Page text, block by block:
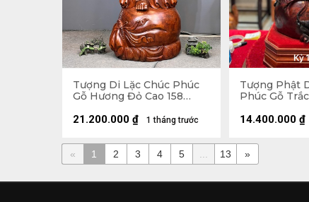
Tượng Di Lặc Chúc Phúc
Gỗ Hương Đỏ Cao 158
1 tháng trước
21.200.000 ₫
Tượng Phật
Phúc Gỗ
14.400.000 ₫
« 1 2 3 4 5 13 »